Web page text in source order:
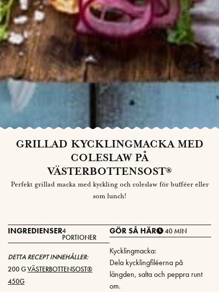
GRILLAD KYCKLINGMACKA MED
COLESLAW PÅ
VÄSTERBOTTENSOST®
Perfekt grillad macka med kyckling och coleslaw för bufféer eller
som lunch!
INGREDIENSER4
PORTIONER
DETTA RECEPT INNEHÅLLER:
200 GVÄSTERBOTTENSOST®
450G
GÖR SÅ HÄR 40 MIN
Kycklingmacka:
Dela kycklingfiléerna på
längden, salta och peppra runt
om.